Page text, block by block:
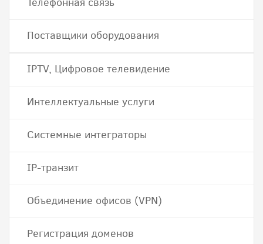
Поставщики оборудования
IPTV, Цифровое телевидение
Интеллектуальные услуги
Системные интеграторы
IP-транзит
Объединение офисов (VPN)
Регистрация доменов